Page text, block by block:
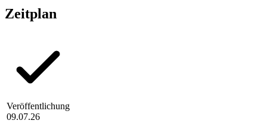
Zeitplan
Veröffentlichung
09.07.26